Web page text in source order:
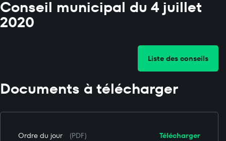
Conseil municipal du 4 juillet
2020
Liste des conseils
Documents à télécharger
Télécharger
Ordre du jour (PDF)